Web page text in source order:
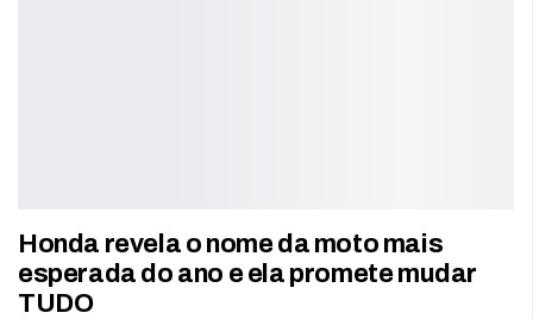
Honda revela o nome da moto mais
esperada do ano e ela promete mudar
TUDO